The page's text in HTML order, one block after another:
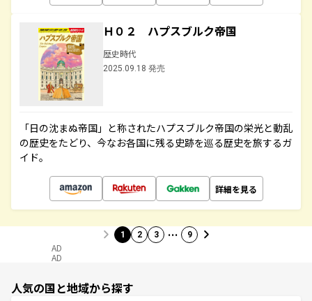
Ｈ０２ ハプスブルク帝国
歴史時代
2025.09.18 発売
「日の沈まぬ帝国」と称されたハプスブルク帝国の栄光と動乱
の歴史をたどり、今なお各国に残る史跡を巡る歴史を旅するガ
イド。
詳細を見る
1 2 3 … 9
AD
AD
人気の国と地域から探す